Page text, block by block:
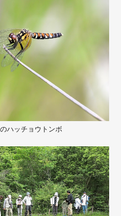
ハッチョウトンボ